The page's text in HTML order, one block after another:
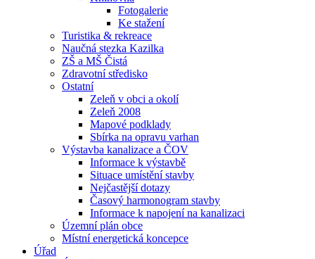
Fotogalerie
Ke stažení
Turistika & rekreace
Naučná stezka Kazilka
ZŠ a MŠ Čistá
Zdravotní středisko
Ostatní
Zeleň v obci a okolí
Zeleň 2008
Mapové podklady
Sbírka na opravu varhan
Výstavba kanalizace a ČOV
Informace k výstavbě
Situace umístění stavby
Nejčastější dotazy
Časový harmonogram stavby
Informace k napojení na kanalizaci
Územní plán obce
Místní energetická koncepce
Úřad